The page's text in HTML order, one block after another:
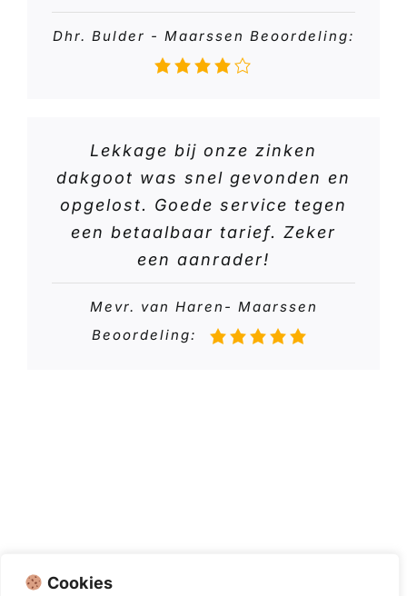
Cookies
Dhr. Bulder - Maarssen Beoordeling:
Lekkage bij onze zinken
dakgoot was snel gevonden en
opgelost. Goede service tegen
een betaalbaar tarief. Zeker
een aanrader!
Mevr. van Haren- Maarssen
Beoordeling: